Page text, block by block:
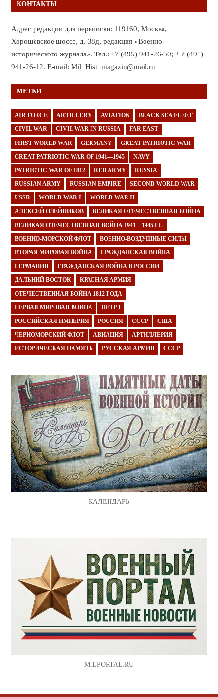
КОНТАКТЫ
Адрес редакции для переписки: 119160, Москва,
Хорошёвское шоссе, д. 38д, редакция «Военно-
исторического журнала». Тел.: +7 (495) 941-26-50; + 7 (495)
941-26-12. E-mail: Mil_Hist_magazin@mail.ru
МЕТКИ
AIR FORCE ARTILLERY AVIATION BLACK SEA FLEET
CIVIL WAR CIVIL WAR IN RUSSIA FAR EAST
FIRST WORLD WAR GERMANY GREAT PATRIOTIC WAR
GREAT PATRIOTIC WAR OF 1941—1945 NAVY
PATRIOTIC WAR OF 1812 RED ARMY RUSSIA
RUSSIAN ARMY RUSSIAN EMPIRE SECOND WORLD WAR
USSR WORLD WAR I WORLD WAR II
АЛЕКСЕЙ ОЛЕЙНИКОВ ВЕЛИКАЯ ОТЕЧЕСТВЕННАЯ ВОЙНА
ВЕЛИКАЯ ОТЕЧЕСТВЕННАЯ ВОЙНА 1941—1945 ГГ.
ВОЕННО-МОРСКОЙ ФЛОТ ВОЕННО-ВОЗДУШНЫЕ СИЛЫ
ВТОРАЯ МИРОВАЯ ВОЙНА ГРАЖДАНСКАЯ ВОЙНА
ГЕРМАНИЯ ГРАЖДАНСКАЯ ВОЙНА В РОССИИ
ДАЛЬНИЙ ВОСТОК КРАСНАЯ АРМИЯ
ОТЕЧЕСТВЕННАЯ ВОЙНА 1812 ГОДА
ПЕРВАЯ МИРОВАЯ ВОЙНА ПЁТР I
РОССИЙСКАЯ ИМПЕРИЯ РОССИЯ СССР США
ЧЕРНОМОРСКИЙ ФЛОТ АВИАЦИЯ АРТИЛЛЕРИЯ
ИСТОРИЧЕСКАЯ ПАМЯТЬ РУССКАЯ АРМИЯ СССР
КАЛЕНДАРЬ
MILPORTAL.RU